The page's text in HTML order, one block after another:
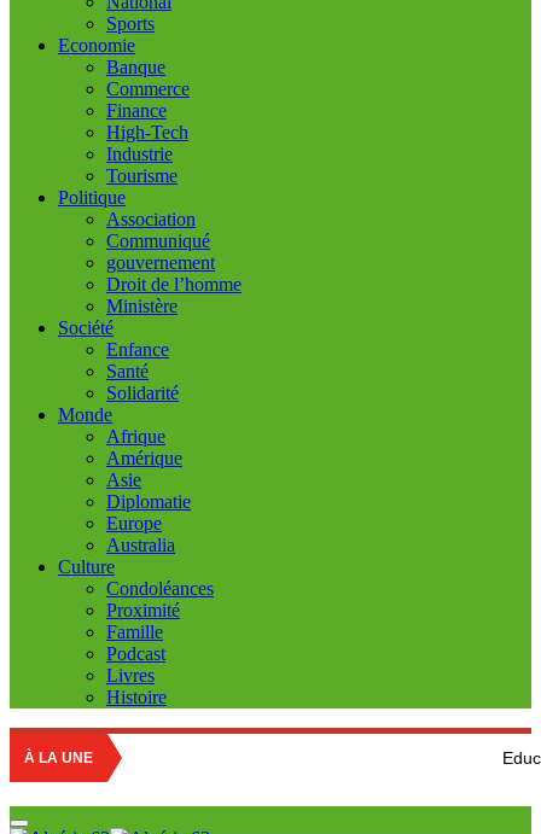
Sports
Economie
Banque
Commerce
Finance
High-Tech
Industrie
Tourisme
Politique
Association
Communiqué
gouvernement
Droit de l’homme
Ministère
Société
Enfance
Santé
Solidarité
Monde
Afrique
Amérique
Asie
Diplomatie
Europe
Australia
Culture
Condoléances
Proximité
Famille
Podcast
Livres
Histoire
À LA UNE Education nationale